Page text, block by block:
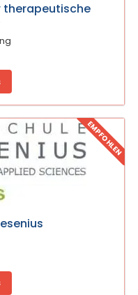
therapeutische
EMPFOHLEN